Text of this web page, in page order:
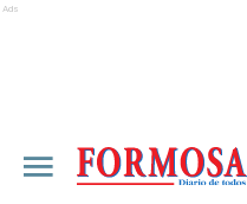
Ads